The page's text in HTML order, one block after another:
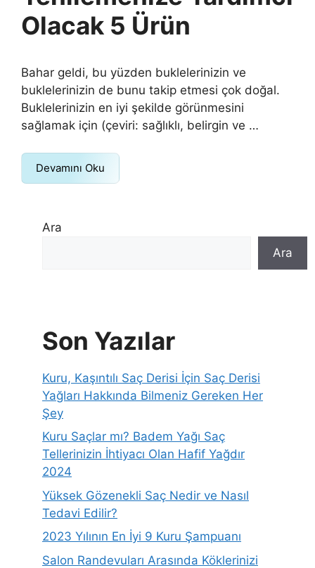
Olacak 5 Ürün
Bahar geldi, bu yüzden buklelerinizin ve
buklelerinizin de bunu takip etmesi çok doğal.
Buklelerinizin en iyi şekilde görünmesini
sağlamak için (çeviri: sağlıklı, belirgin ve …
Devamını Oku
Ara
Ara
Son Yazılar
Kuru, Kaşıntılı Saç Derisi İçin Saç Derisi
Yağları Hakkında Bilmeniz Gereken Her
Şey
Kuru Saçlar mı? Badem Yağı Saç
Tellerinizin İhtiyacı Olan Hafif Yağdır
2024
Yüksek Gözenekli Saç Nedir ve Nasıl
Tedavi Edilir?
2023 Yılının En İyi 9 Kuru Şampuanı
Salon Randevuları Arasında Köklerinizi